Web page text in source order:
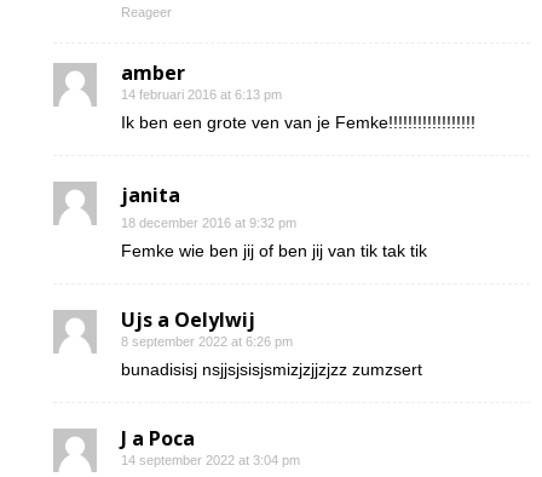
Reageer
amber
14 februari 2016 at 6:13 pm
Ik ben een grote ven van je Femke!!!!!!!!!!!!!!!!!!
janita
18 december 2016 at 9:32 pm
Femke wie ben jij of ben jij van tik tak tik
Ujs a Oelylwij
8 september 2022 at 6:26 pm
bunadisisj nsjjsjsisjsmizjzjjzjzz zumzsert
J a Poca
14 september 2022 at 3:04 pm